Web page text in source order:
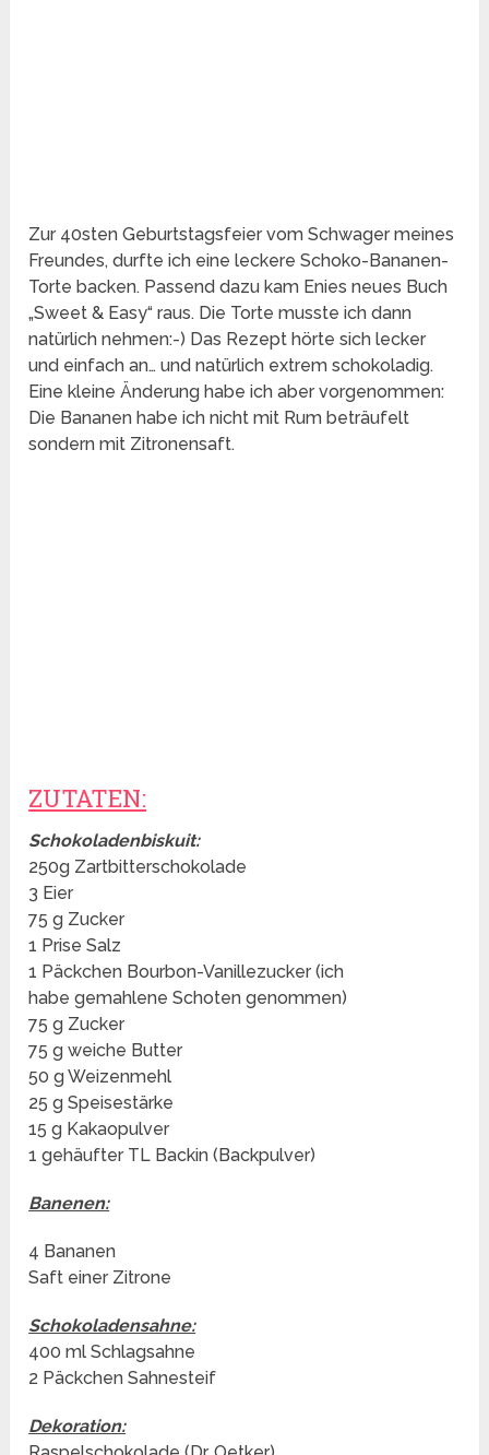
Zur 40sten Geburtstagsfeier vom Schwager meines
Freundes, durfte ich eine leckere Schoko-Bananen-
Torte backen. Passend dazu kam Enies neues Buch
„Sweet & Easy“ raus. Die Torte musste ich dann
natürlich nehmen:-) Das Rezept hörte sich lecker
und einfach an… und natürlich extrem schokoladig.
Eine kleine Änderung habe ich aber vorgenommen:
Die Bananen habe ich nicht mit Rum beträufelt
sondern mit Zitronensaft.
ZUTATEN:
Schokoladenbiskuit:
250g Zartbitterschokolade
3 Eier
75 g Zucker
1 Prise Salz
1 Päckchen Bourbon-Vanillezucker (ich
habe gemahlene Schoten genommen)
75 g Zucker
75 g weiche Butter
50 g Weizenmehl
25 g Speisestärke
15 g Kakaopulver
1 gehäufter TL Backin (Backpulver)
Banenen:
4 Bananen
Saft einer Zitrone
Schokoladensahne:
400 ml Schlagsahne
2 Päckchen Sahnesteif
Dekoration: